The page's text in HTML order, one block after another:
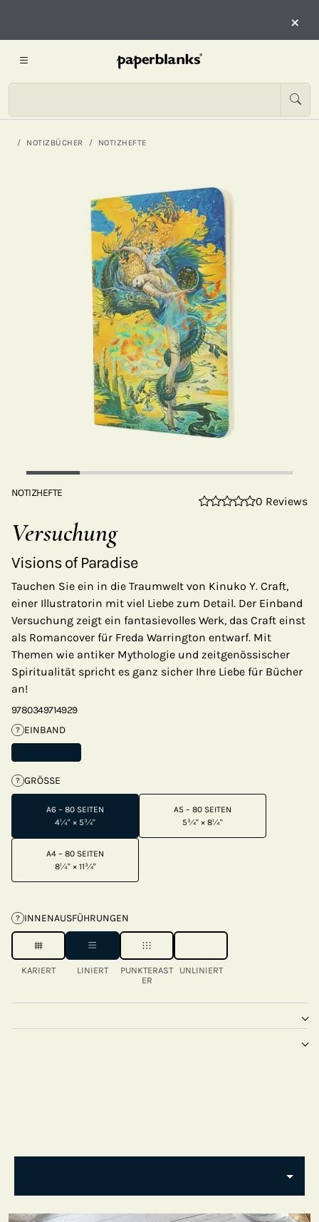
×
NOTIZBÜCHER NOTIZHEFTE
NOTIZHEFTE
0 Reviews
Versuchung
Visions of Paradise
Tauchen Sie ein in die Traumwelt von Kinuko Y. Craft,
einer Illustratorin mit viel Liebe zum Detail. Der Einband
Versuchung zeigt ein fantasievolles Werk, das Craft einst
als Romancover für Freda Warrington entwarf. Mit
Themen wie antiker Mythologie und zeitgenössischer
Spiritualität spricht es ganz sicher Ihre Liebe für Bücher
an!
9780349714929
? EINBAND
? GRÖSSE
A6 – 80 SEITEN
4¼" × 5¾"
A5 – 80 SEITEN
5¾" × 8¼"
A4 – 80 SEITEN
8¼" × 11¾"
? INNENAUSFÜHRUNGEN
KARIERT LINIERT
PUNKTERAST
ER
UNLINIERT